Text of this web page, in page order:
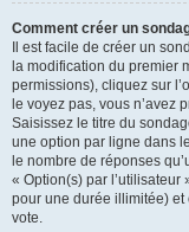
Comment créer un
Il est facile de créer un
la modification du premier
permissions), cliquez sur
le voyez pas, vous n’avez
Saisissez le titre du
une option par ligne dans
le nombre de réponses
« Option(s) par
pour une durée illimitée)
vote.